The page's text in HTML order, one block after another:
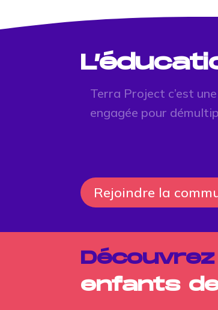
Terra Project c’est
engagée pour
Rejoindre la
Découvrez
enfants